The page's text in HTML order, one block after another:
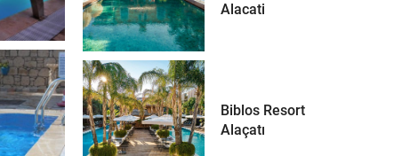
Alacati
Biblos Resort
Alaçatı